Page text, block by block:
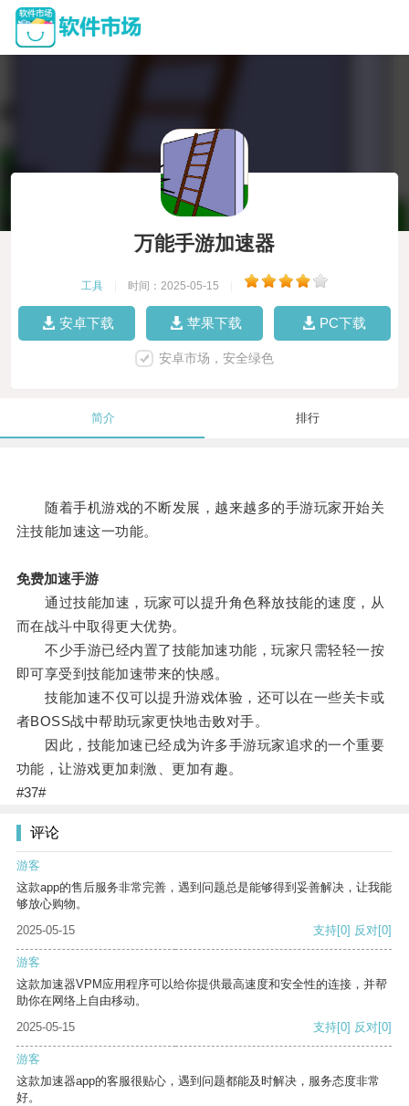
万能手游加速器
工具 时间：2025-05-15
安卓下载 苹果下载 PC下载
安卓市场，安全绿色
简介 排行
随着手机游戏的不断发展，越来越多的手游玩家开始关
注技能加速这一功能。
免费加速手游
通过技能加速，玩家可以提升角色释放技能的速度，从
而在战斗中取得更大优势。
不少手游已经内置了技能加速功能，玩家只需轻轻一按
即可享受到技能加速带来的快感。
技能加速不仅可以提升游戏体验，还可以在一些关卡或
者BOSS战中帮助玩家更快地击败对手。
因此，技能加速已经成为许多手游玩家追求的一个重要
功能，让游戏更加刺激、更加有趣。
#37#
评论
游客
这款app的售后服务非常完善，遇到问题总是能够得到妥善解决，让我能
够放心购物。
2025-05-15
支持[0] 反对[0]
游客
这款加速器VPM应用程序可以给你提供最高速度和安全性的连接，并帮
助你在网络上自由移动。
2025-05-15
支持[0] 反对[0]
游客
这款加速器app的客服很贴心，遇到问题都能及时解决，服务态度非常
好。